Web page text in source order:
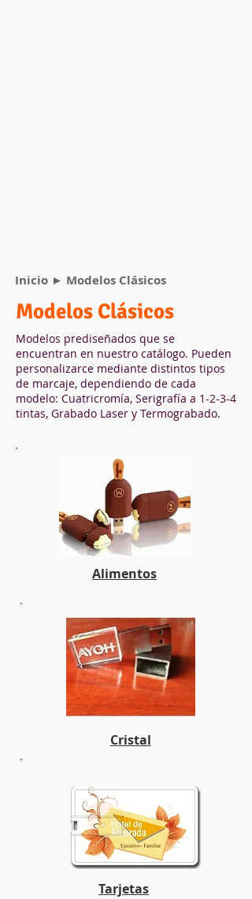
Inicio ► Modelos Clásicos
Modelos Clásicos
Modelos prediseñados que se
encuentran en nuestro catálogo. Pueden
personalizarce mediante distintos tipos
de marcaje, dependiendo de cada
modelo: Cuatricromía, Serigrafía a 1-2-3-4
tintas, Grabado Laser y Termograbado.
Alimentos
Cristal
Tarjetas